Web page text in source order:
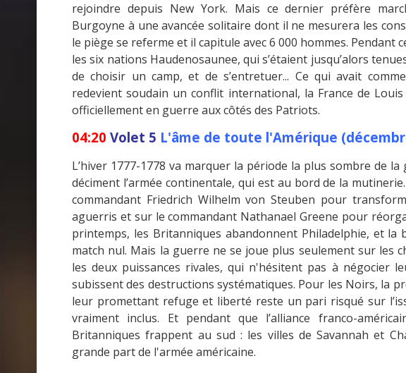
rejoindre depuis New York. Mais ce dernier préfère
Burgoyne à une avancée solitaire dont il ne mesurera les
le piège se referme et il capitule avec 6 000 hommes. Pendant
les six nations Haudenosaunee, qui s’étaient jusqu’alors
de choisir un camp, et de s’entretuer... Ce qui avait
redevient soudain un conflit international, la France de
officiellement en guerre aux côtés des Patriots.
04:20 Volet 5 L'âme de toute l'Amérique
L’hiver 1777-1778 va marquer la période la plus sombre de
déciment l’armée continentale, qui est au bord de la
commandant Friedrich Wilhelm von Steuben pour
aguerris et sur le commandant Nathanael Greene pour
printemps, les Britanniques abandonnent Philadelphie, et
match nul. Mais la guerre ne se joue plus seulement sur les
les deux puissances rivales, qui n'hésitent pas à négocier
subissent des destructions systématiques. Pour les Noirs, la
leur promettant refuge et liberté reste un pari risqué sur
vraiment inclus. Et pendant que l’alliance franco-
Britanniques frappent au sud : les villes de Savannah et
grande part de l'armée américaine.